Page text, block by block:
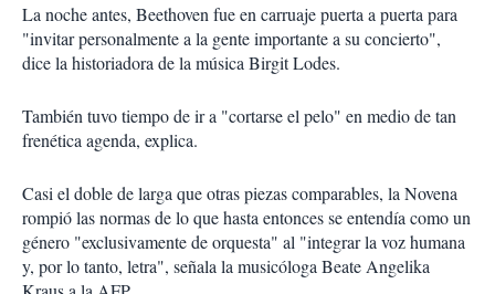
La noche antes, Beethoven fue en carruaje puerta a puerta para
"invitar personalmente a la gente importante a su concierto",
dice la historiadora de la música Birgit Lodes.
También tuvo tiempo de ir a "cortarse el pelo" en medio de tan
frenética agenda, explica.
Casi el doble de larga que otras piezas comparables, la Novena
rompió las normas de lo que hasta entonces se entendía como un
género "exclusivamente de orquesta" al "integrar la voz humana
y, por lo tanto, letra", señala la musicóloga Beate Angelika